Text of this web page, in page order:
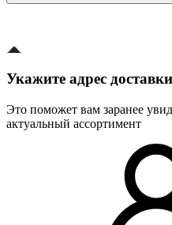
Укажите адрес доставки
Это поможет вам заранее
актуальный ассортимент